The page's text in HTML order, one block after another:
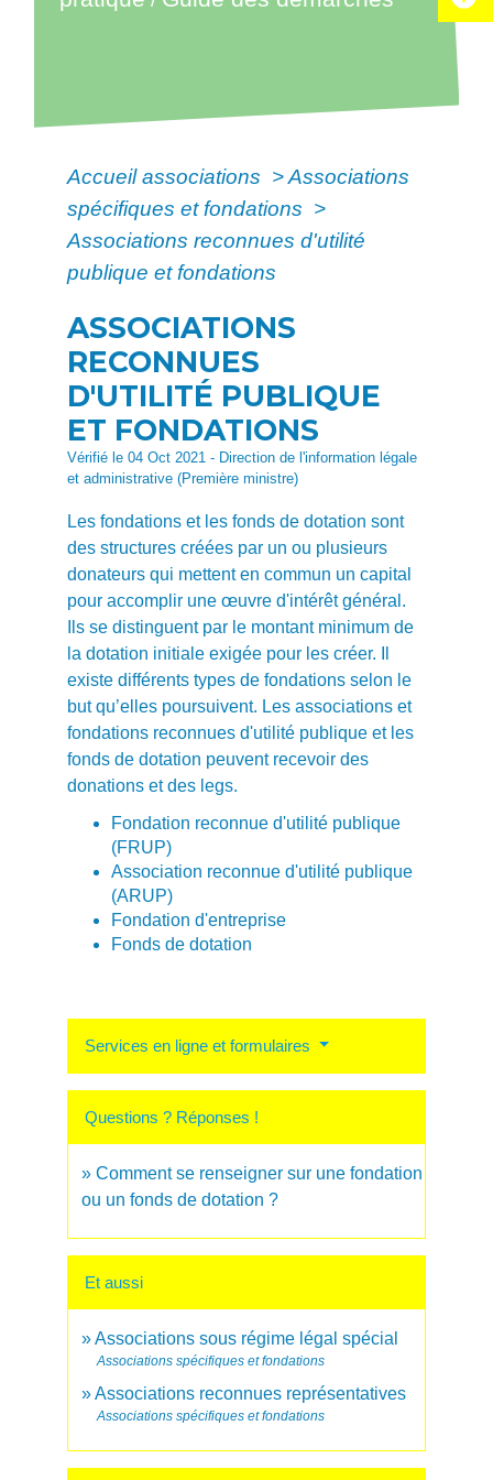
Accueil associations >Associations
spécifiques et fondations >
Associations reconnues d'utilité
publique et fondations
ASSOCIATIONS
RECONNUES
D'UTILITÉ PUBLIQUE
ET FONDATIONS
Vérifié le 04 Oct 2021 - Direction de l'information légale
et administrative (Première ministre)
Les fondations et les fonds de dotation sont
des structures créées par un ou plusieurs
donateurs qui mettent en commun un capital
pour accomplir une œuvre d'intérêt général.
Ils se distinguent par le montant minimum de
la dotation initiale exigée pour les créer. Il
existe différents types de fondations selon le
but qu’elles poursuivent. Les associations et
fondations reconnues d'utilité publique et les
fonds de dotation peuvent recevoir des
donations et des legs.
Fondation reconnue d'utilité publique
(FRUP)
Association reconnue d'utilité publique
(ARUP)
Fondation d'entreprise
Fonds de dotation
Services en ligne et formulaires
Questions ? Réponses !
Comment se renseigner sur une fondation
ou un fonds de dotation ?
Et aussi
Associations sous régime légal spécial
Associations spécifiques et fondations
Associations reconnues représentatives
Associations spécifiques et fondations